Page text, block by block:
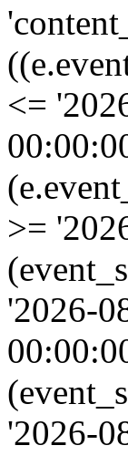
<=
>=
'2026-
'2026-